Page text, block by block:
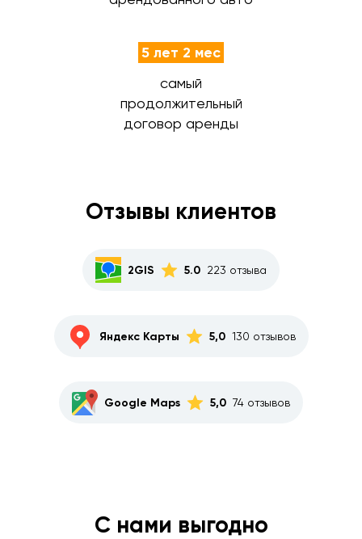
5 лет 2 мес
самый
продолжительный
договор аренды
Отзывы клиентов
2GIS 5.0 223 отзыва
Яндекс Карты 5,0 130 отзывов
Google Maps 5,0 74 отзывов
С нами выгодно